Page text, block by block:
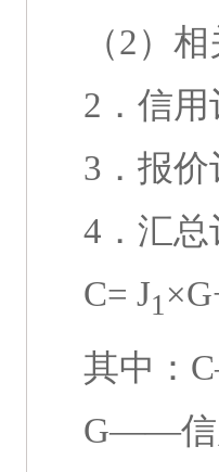
（2）
2． 信用
3 ．报
4 ．汇
C= J1
其中：
G——